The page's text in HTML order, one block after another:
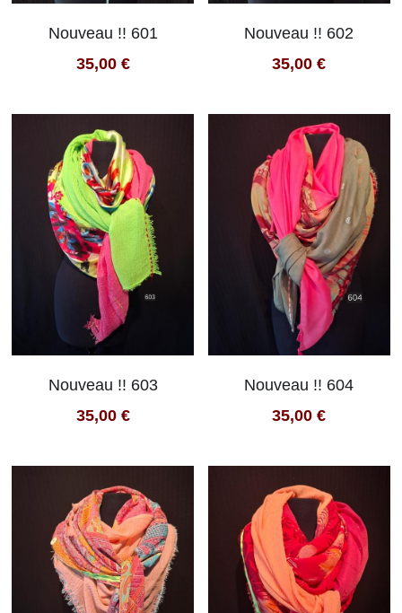
Nouveau !! 601
35,00 €
Nouveau !! 602
35,00 €
Nouveau !! 603
35,00 €
Nouveau !! 604
35,00 €